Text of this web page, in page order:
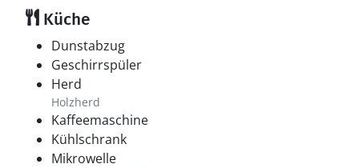
Küche
Dunstabzug
Geschirrspüler
Herd
Holzherd
Kaffeemaschine
Kühlschrank
Mikrowelle